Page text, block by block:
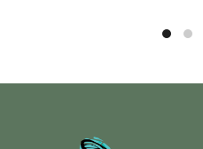
$23.00
$39.00